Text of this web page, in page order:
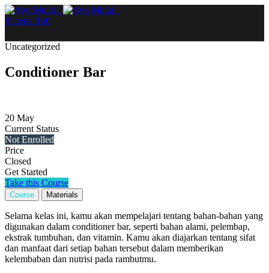
0 items Rp0
Uncategorized
Conditioner Bar
20 May
Current Status
Not Enrolled
Price
Closed
Get Started
Take this Course
Course Materials
Selama kelas ini, kamu akan mempelajari tentang bahan-bahan yang
digunakan dalam conditioner bar, seperti bahan alami, pelembap,
ekstrak tumbuhan, dan vitamin. Kamu akan diajarkan tentang sifat
dan manfaat dari setiap bahan tersebut dalam memberikan
kelembaban dan nutrisi pada rambutmu.